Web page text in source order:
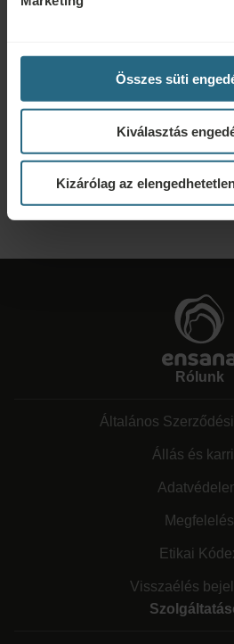
Összes süti
Kiválasztás
Kizárólag az
Lépjen velünk kapcsolatba az alábbi link
KÉRJEN
Rólunk
Általános
Állás és
Megfelelés
Etikai
Visszaélés